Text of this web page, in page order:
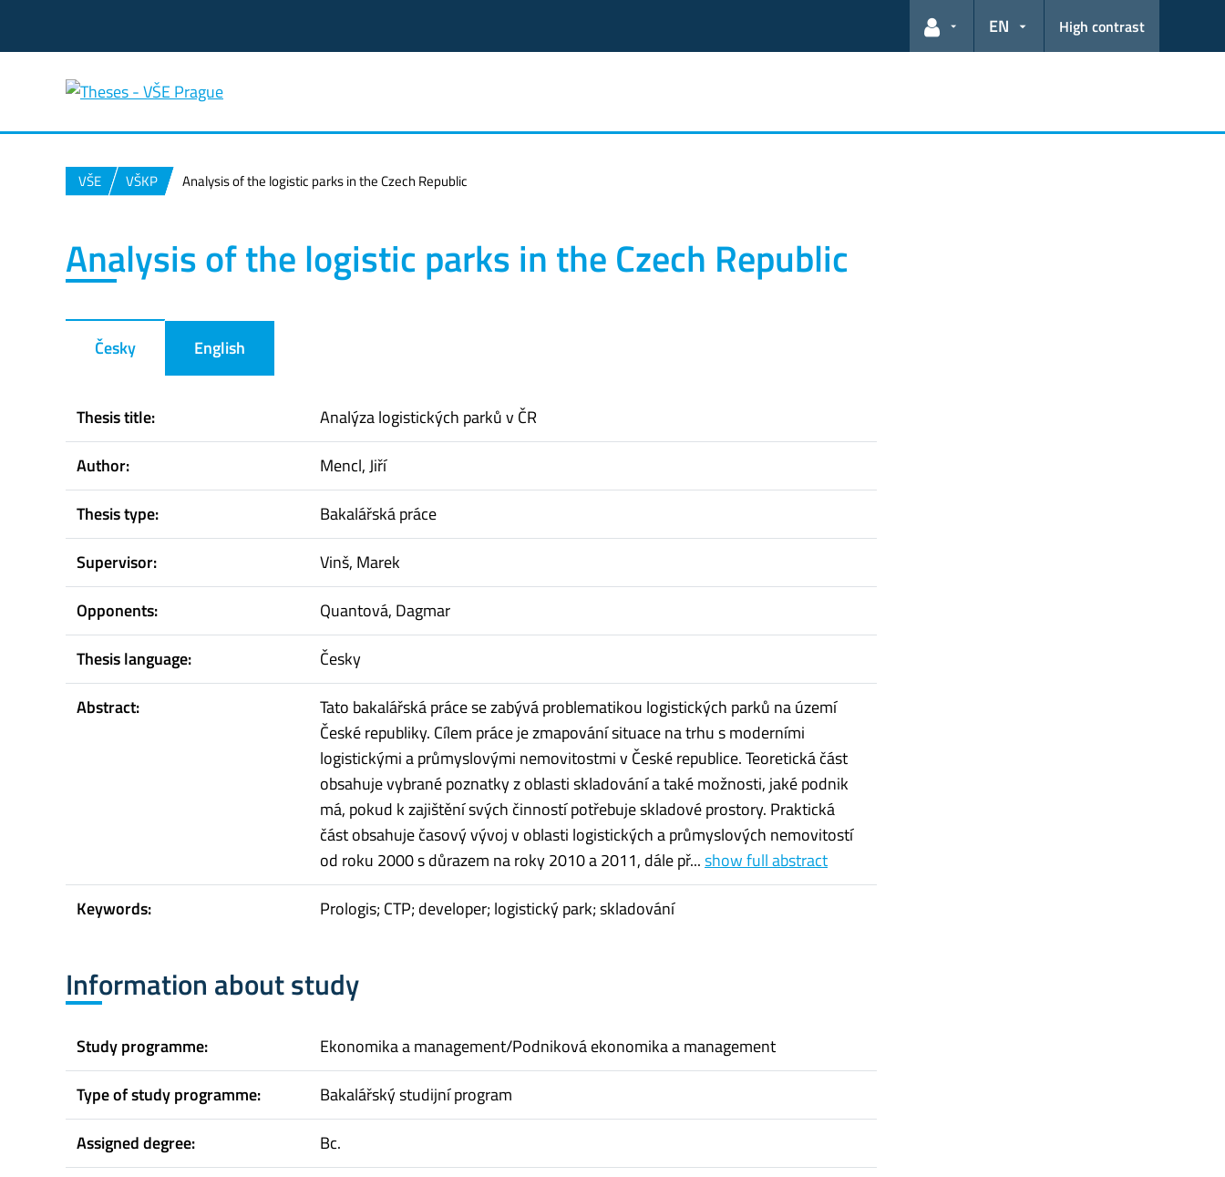
User links
EN High contrast
VŠE VŠKP Analysis of the logistic parks in the Czech Republic
Analysis of the logistic parks in the Czech Republic
Česky English
Thesis title:
Analýza logistických parků v ČR
Author:
Mencl, Jiří
Thesis type:
Bakalářská práce
Supervisor:
Vinš, Marek
Opponents:
Quantová, Dagmar
Thesis language:
Česky
Abstract:
Tato bakalářská práce se zabývá problematikou logistických parků na území
České republiky. Cílem práce je zmapování situace na trhu s moderními
logistickými a průmyslovými nemovitostmi v České republice. Teoretická část
obsahuje vybrané poznatky z oblasti skladování a také možnosti, jaké podnik
má, pokud k zajištění svých činností potřebuje skladové prostory. Praktická
část obsahuje časový vývoj v oblasti logistických a průmyslových nemovitostí
od roku 2000 s důrazem na roky 2010 a 2011, dále př...show full abstract
Keywords:
Prologis; CTP; developer; logistický park; skladování
Information about study
Study programme:
Ekonomika a management/Podniková ekonomika a management
Type of study programme:
Bakalářský studijní program
Assigned degree:
Bc.